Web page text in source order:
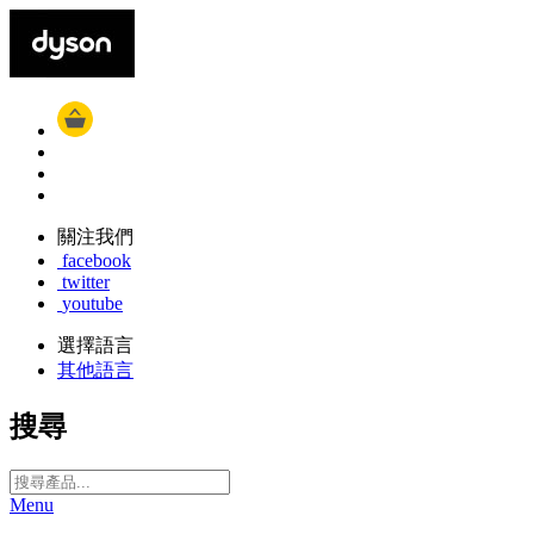
關注我們
facebook
twitter
youtube
選擇語言
其他語言
搜尋
Menu